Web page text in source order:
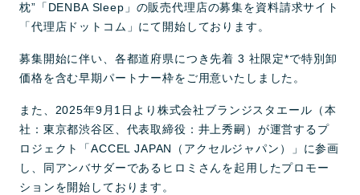
枕”「DENBA Sleep」の販売代理店の募集を資料請求サイト
「代理店ドットコム」にて開始しております。
募集開始に伴い、各都道府県につき先着 3 社限定*で特別卸
価格を含む早期パートナー枠をご用意いたしました。
また、2025年9月1日より株式会社ブランジスタエール（本
社：東京都渋谷区、代表取締役：井上秀嗣）が運営するプ
ロジェクト「ACCEL JAPAN（アクセルジャパン）」に参画
し、同アンバサダーであるヒロミさんを起用したプロモー
ションを開始しております。